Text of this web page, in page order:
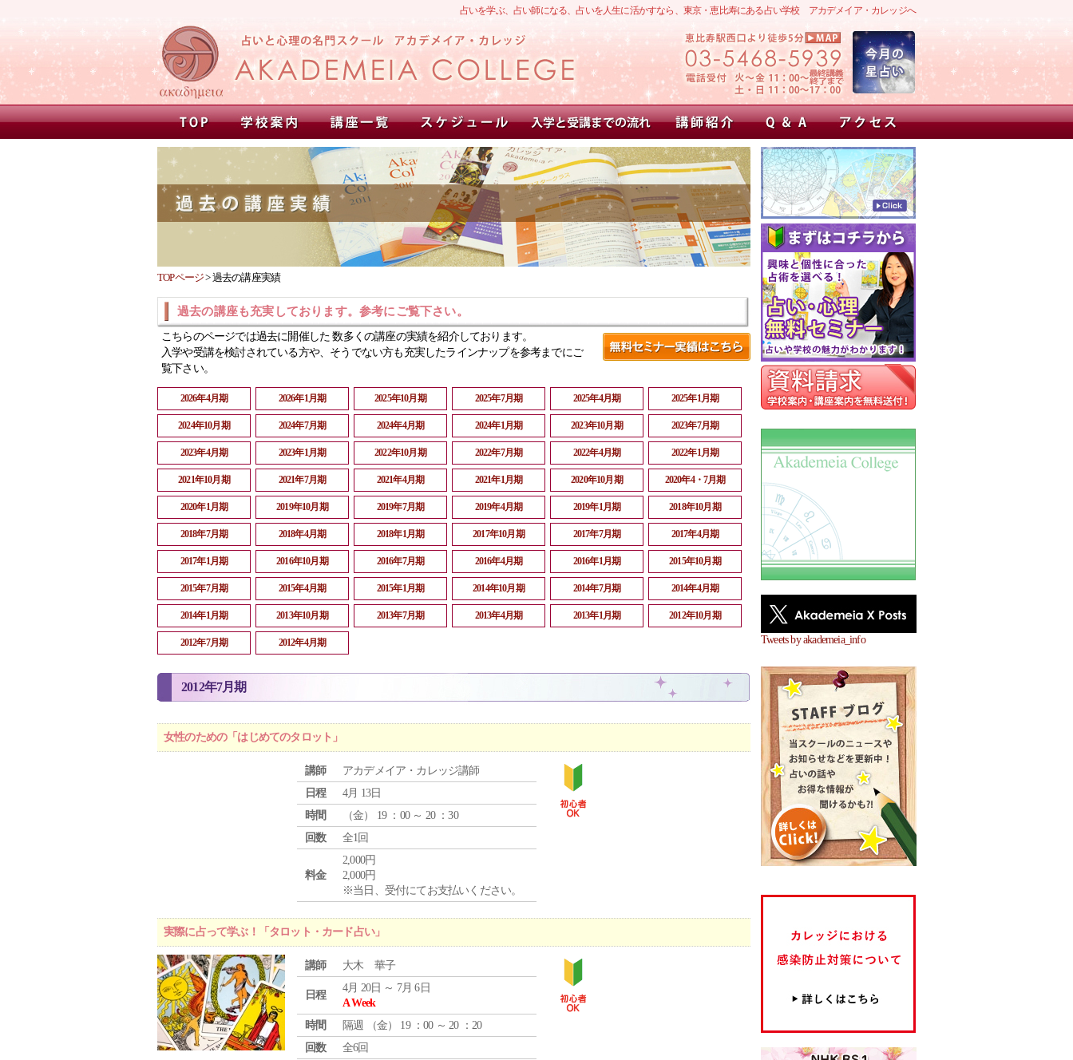
占いを学ぶ、占い師になる、占いを人生に活かすなら、東京・恵比寿にある占い学校 アカデメイア・カレッジへ
Tweets by akademeia_info
TOPページ>過去の講座実績
過去の講座も充実しております。参考にご覧下さい。
こちらのページでは過去に開催した 数多くの講座の実績を紹介しております。
入学や受講を検討されている方や、そうでない方も充実したラインナップを参考までにご
覧下さい。
2026年4月期 2026年1月期 2025年10月期 2025年7月期 2025年4月期 2025年1月期
2024年10月期 2024年7月期 2024年4月期 2024年1月期 2023年10月期 2023年7月期
2023年4月期 2023年1月期 2022年10月期 2022年7月期 2022年4月期 2022年1月期
2021年10月期 2021年7月期 2021年4月期 2021年1月期 2020年10月期 2020年4・7月期
2020年1月期 2019年10月期 2019年7月期 2019年4月期 2019年1月期 2018年10月期
2018年7月期 2018年4月期 2018年1月期 2017年10月期 2017年7月期 2017年4月期
2017年1月期 2016年10月期 2016年7月期 2016年4月期 2016年1月期 2015年10月期
2015年7月期 2015年4月期 2015年1月期 2014年10月期 2014年7月期 2014年4月期
2014年1月期 2013年10月期 2013年7月期 2013年4月期 2013年1月期 2012年10月期
2012年7月期 2012年4月期
2012年7月期
女性のための「はじめてのタロット」
講師
アカデメイア・カレッジ講師
日程
4月 13日
時間
（金） 19 ：00 ～ 20 ：30
回数
全1回
料金
2,000円
2,000円
※当日、受付にてお支払いください。
実際に占って学ぶ！「タロット・カード占い」
講師 大木 華子
日程
4月 20日 ～ 7月 6日
A Week
時間
隔週 （金） 19 ：00 ～ 20 ：20
回数
全6回